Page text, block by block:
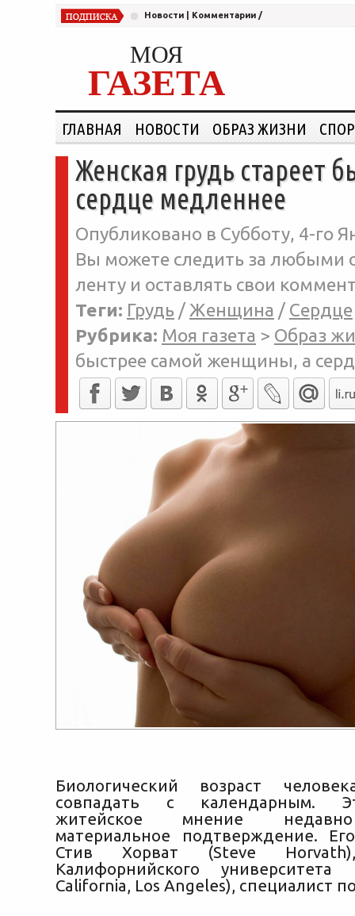
Новости Комментарии /
МОЯ
ГАЗЕТА
ГЛАВНАЯ НОВОСТИ ОБРАЗ ЖИЗНИ
Женская грудь стареет
сердце медленнее
Опубликовано в Субботу, 4-го
Вы можете следить за любыми
ленту и оставлять свои
Теги: Грудь / Женщина / Сердце
Рубрика: Моя газета > Образ
быстрее самой женщины, а
Биологический возраст
совпадать с календарным.
житейское мнение
материальное подтверждение.
Стив Хорват (Steve
Калифорнийского
California, Los Angeles), специалист